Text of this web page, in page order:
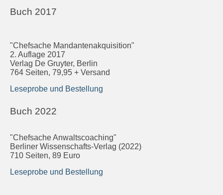
Buch 2017
"Chefsache Mandantenakquisition"
2. Auflage 2017
Verlag De Gruyter, Berlin
764 Seiten, 79,95 + Versand
Leseprobe und Bestellung
Buch 2022
"Chefsache Anwaltscoaching"
Berliner Wissenschafts-Verlag (2022)
710 Seiten, 89 Euro
Leseprobe und Bestellung